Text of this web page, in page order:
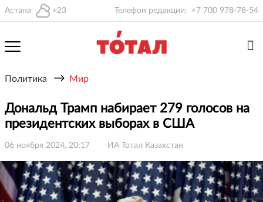
Астана +23 Телефон редакции: +7 700 978-78-54
Политика → Мир
Дональд Трамп набирает 279 голосов на
президентских выборах в США
06 ноября 2024, 20:17 ИА Тотал Казахстан